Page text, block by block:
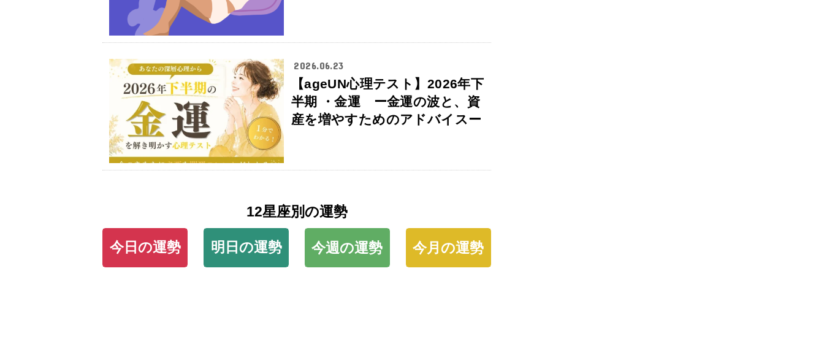
2026.06.23
【ageUN心理テスト】2026年下
半期 ・金運 ー金運の波と、資
産を増やすためのアドバイスー
12星座別の運勢
今日の運勢 明日の運勢 今週の運勢 今月の運勢